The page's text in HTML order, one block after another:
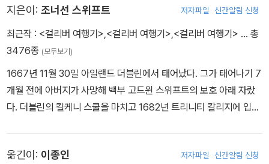
지은이: 조너선 스위프트 저자파일 신간알림 신청
최근작 : <걸리버 여행기> <걸리버 여행기> <걸리버 여행기> … 총
3476종 (모두보기)
1667년 11월 30일 아일랜드 더블린에서 태어났다. 그가 태어나기 7
개월 전에 아버지가 사망해 백부 고드윈 스위프트의 보호 아래 자랐
다. 더블린의 킬케니 스쿨을 마치고 1682년 트리니티 칼리지에 입학
로 들어갔다. 그후 1694년 아일랜드로 돌아가서 집안의 전통에 따라
옮긴이: 이종인 저자파일 신간알림 신청